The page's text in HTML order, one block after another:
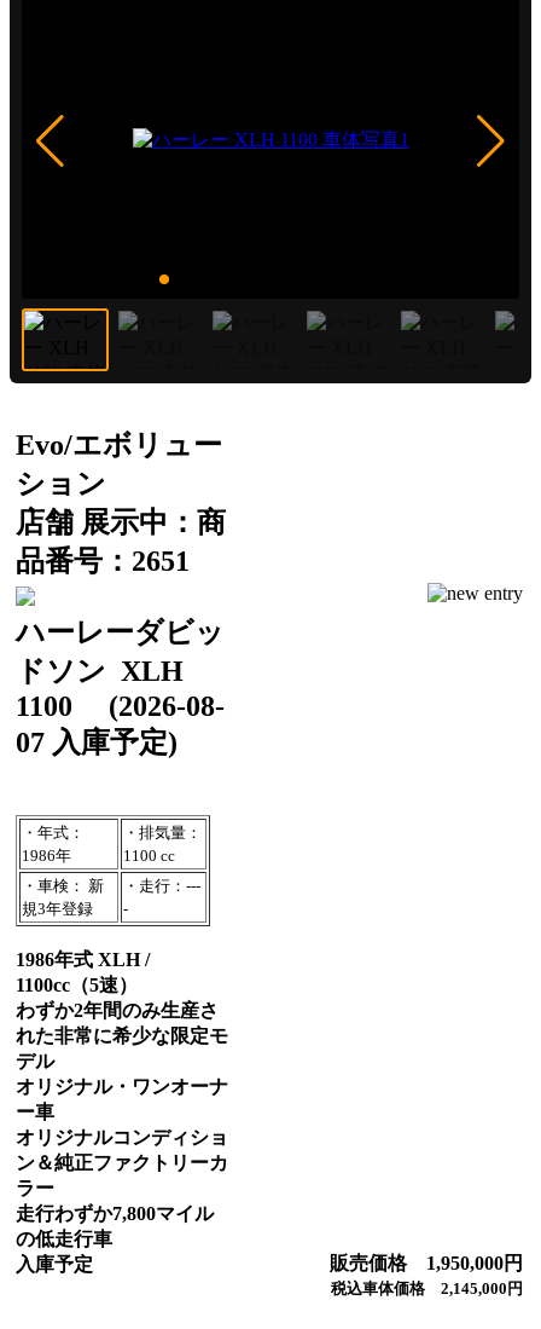
Evo/エボリュー
ション
店舗 展示中：商
品番号：2651
ハーレーダビッ
ドソン XLH
1100
(2026-08-
07 入庫予定)
・年式：
1986年
・排気量：
1100 cc
・車検： 新
規3年登録
・走行：---
-
1986年式 XLH /
1100cc（5速）
わずか2年間のみ生産さ
れた非常に希少な限定モ
デル
オリジナル・ワンオーナ
ー車
オリジナルコンディショ
ン＆純正ファクトリーカ
ラー
走行わずか7,800マイル
の低走行車
入庫予定
販売価格 1,950,000円
税込車体価格 2,145,000円